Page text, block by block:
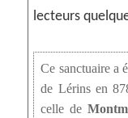
lecteurs
Ce sanctuaire a
de Lérins en
celle de